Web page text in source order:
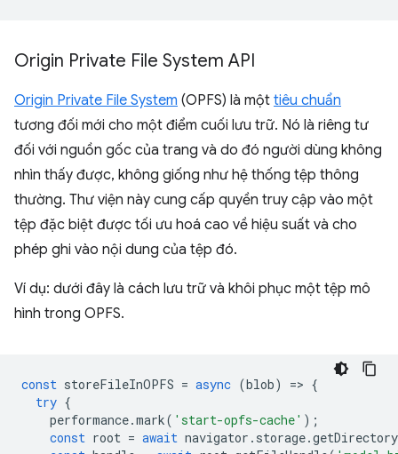
Origin Private File System API
Origin Private File System (OPFS) là một tiêu chuẩn
tương đối mới cho một điểm cuối lưu trữ. Nó là riêng tư
đối với nguồn gốc của trang và do đó người dùng không
nhìn thấy được, không giống như hệ thống tệp thông
thường. Thư viện này cung cấp quyền truy cập vào một
tệp đặc biệt được tối ưu hoá cao về hiệu suất và cho
phép ghi vào nội dung của tệp đó.
Ví dụ: dưới đây là cách lưu trữ và khôi phục một tệp mô
hình trong OPFS.
const storeFileInOPFS = async (blob) => {
try {
performance.mark( 'start-opfs-cache' );
const root = await navigator . storage.getDirectory